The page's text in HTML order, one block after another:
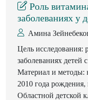
Роль
заболеваниях у
Амина
Цель исследования:
заболеваниях
Материал и методы:
2010 года рождения,
Областной детской